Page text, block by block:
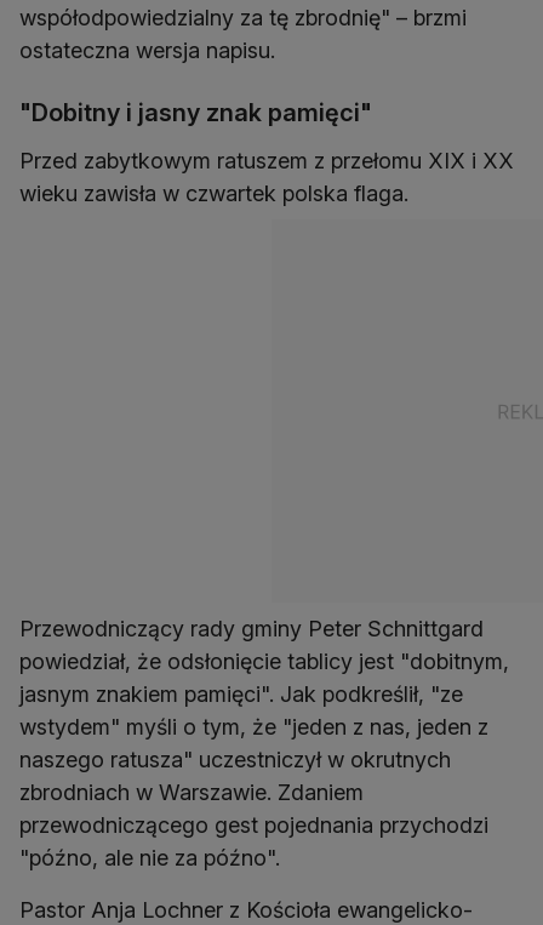
współodpowiedzialny za tę zbrodnię" – brzmi
ostateczna wersja napisu.
"Dobitny i jasny znak pamięci"
Przed zabytkowym ratuszem z przełomu XIX i XX
wieku zawisła w czwartek polska flaga.
Przewodniczący rady gminy Peter Schnittgard
powiedział, że odsłonięcie tablicy jest "dobitnym,
jasnym znakiem pamięci". Jak podkreślił, "ze
wstydem" myśli o tym, że "jeden z nas, jeden z
naszego ratusza" uczestniczył w okrutnych
zbrodniach w Warszawie. Zdaniem
przewodniczącego gest pojednania przychodzi
"późno, ale nie za późno".
Pastor Anja Lochner z Kościoła ewangelicko-